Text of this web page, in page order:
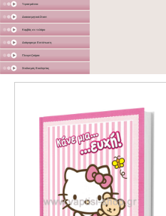
Υφασμάτινα
Διακοσμητικά Σταντ
Καμβάς σε τελάρο
Διάφορα με Εκτύπωση
Γλειφιτζούρια
Στολισμός Εκκλησίας